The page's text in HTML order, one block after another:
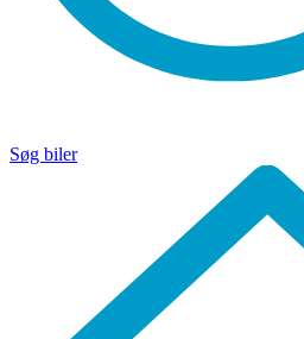
Søg biler